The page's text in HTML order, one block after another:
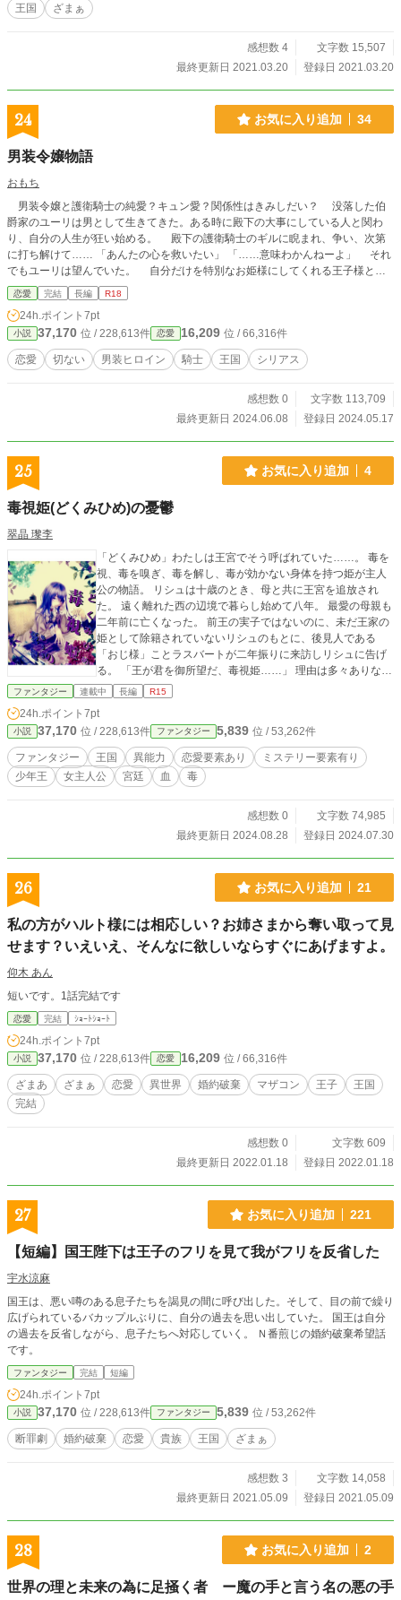
王国 ざまぁ
感想数 4
文字数 15,507
最終更新日 2021.03.20
登録日 2021.03.20
24 お気に入り追加 34
男装令嬢物語
おもち
男装令嬢と護衛騎士の純愛？キュン愛？関係性はきみしだい？ 没落した伯
爵家のユーリは男として生きてきた。ある時に殿下の大事にしている人と関わ
り、自分の人生が狂い始める。 殿下の護衛騎士のギルに睨まれ、争い、次第
に打ち解けて…… 「あんたの心を救いたい」 「……意味わかんねーよ」 それ
でもユーリは望んでいた。 自分だけを特別なお姫様にしてくれる王子様との
出会いをーーーー。 心に闇を抱える令嬢と騎士の想いは結ばれるのか。 時
に甘く、切なく、紡がれる物語。 ※カクヨム、エブリスタにも載せている作品
です。
恋愛 完結 長編 R18
24h.ポイント 7pt
小説 37,170 位 / 228,613件 恋愛 16,209 位 / 66,316件
恋愛 切ない 男装ヒロイン 騎士 王国 シリアス
感想数 0
文字数 113,709
最終更新日 2024.06.08
登録日 2024.05.17
25 お気に入り追加 4
毒視姫(どくみひめ)の憂鬱
翠晶 瓈李
「どくみひめ」わたしは王宮でそう呼ばれていた……。 毒を
視、毒を嗅ぎ、毒を解し、毒が効かない身体を持つ姫が主人
公の物語。 リシュは十歳のとき、母と共に王宮を追放され
た。 遠く離れた西の辺境で暮らし始めて八年。 最愛の母親も
二年前に亡くなった。 前王の実子ではないのに、未だ王家の
姫として除籍されていないリシュのもとに、後見人である
「おじ様」ことラスバートが二年振りに来訪しリシュに告げ
る。 「王が君を御所望だ、毒視姫……」 理由は多々ありなが
らも、半ば強引に、ラスバートはリシュを連れ王宮へ帰還す
即位してから四年。十五歳になったばかりの少年王、ロキル
トだった。 魔性王との異名を持つロキルトは、リシュに告げ
る。 「更なる魔性の力を、我に与えよ……」 伝説の魔花【サ
リュウス】に宿る魔性の力に繋がる体質を持つリシュを、自
分の支配下に置きたがるロキルト。 最初は反感だらけだった
いや真実に触れていくうちに、いつしかロキルトのことも気
になり始めて……。
ファンタジー 連載中 長編 R15
24h.ポイント 7pt
小説 37,170 位 / 228,613件 ファンタジー 5,839 位 / 53,262件
ファンタジー 王国 異能力 恋愛要素あり
ミステリー要素有り
少年王
女主人公 宮廷 血 毒
感想数 0
文字数 74,985
最終更新日 2024.08.28
登録日 2024.07.30
26 お気に入り追加 21
私の方がハルト様には相応しい？お姉さまから奪い取って見
せます？いえいえ、そんなに欲しいならすぐにあげますよ。
仰木 あん
短いです。1話完結です
恋愛 完結 ｼｮｰﾄｼｮｰﾄ
24h.ポイント 7pt
小説 37,170 位 / 228,613件 恋愛 16,209 位 / 66,316件
ざまあ ざまぁ 恋愛 異世界 婚約破棄 マザコン 王子
王国
完結
感想数 0
文字数 609
最終更新日 2022.01.18
登録日 2022.01.18
27 お気に入り追加 221
【短編】国王陛下は王子のフリを見て我がフリを反省した
宇水涼麻
国王は、悪い噂のある息子たちを謁見の間に呼び出した。そして、目の前で繰り
広げられているバカップルぶりに、自分の過去を思い出していた。 国王は自分
の過去を反省しながら、息子たちへ対応していく。 Ｎ番煎じの婚約破棄希望話
です。
ファンタジー 完結 短編
24h.ポイント 7pt
小説 37,170 位 / 228,613件 ファンタジー 5,839 位 / 53,262件
断罪劇 婚約破棄 恋愛 貴族 王国 ざまぁ
感想数 3
文字数 14,058
最終更新日 2021.05.09
登録日 2021.05.09
28 お気に入り追加 2
世界の理と未来の為に足掻く者 ー魔の手と言う名の悪の手